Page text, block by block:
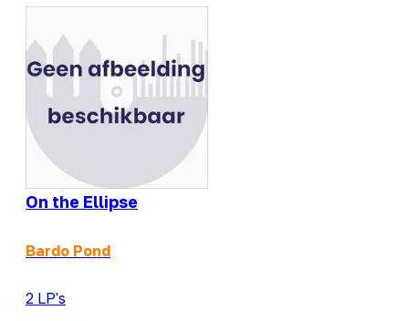
On the Ellipse
Bardo Pond
2 LP's